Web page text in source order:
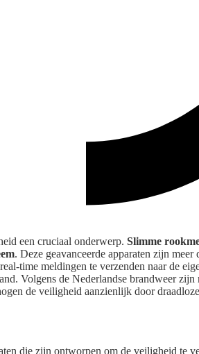
een cruciaal onderwerp. Slimme
. Deze geavanceerde apparaten zijn
time meldingen te verzenden naar de
Volgens de Nederlandse brandweer
de veiligheid aanzienlijk door
die zijn ontworpen om de veiligheid te